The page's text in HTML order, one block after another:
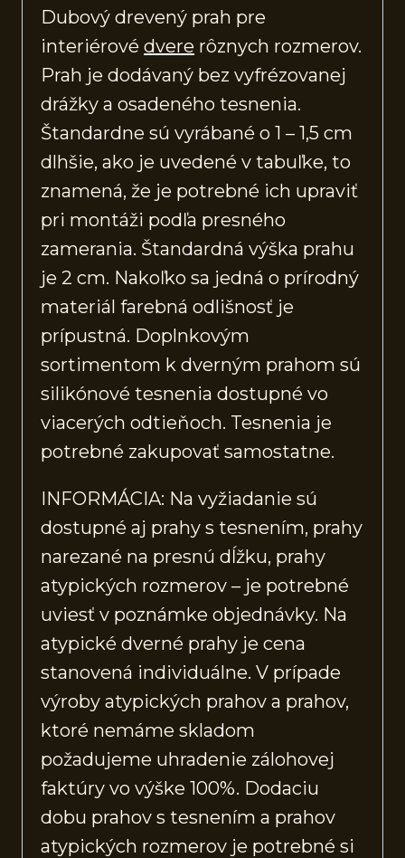
Dubový drevený prah pre
interiérové dvere rôznych rozmerov.
Prah je dodávaný bez vyfrézovanej
drážky a osadeného tesnenia.
Štandardne sú vyrábané o 1 – 1,5 cm
dlhšie, ako je uvedené v tabuľke, to
znamená, že je potrebné ich upraviť
pri montáži podľa presného
zamerania. Štandardná výška prahu
je 2 cm. Nakoľko sa jedná o prírodný
materiál farebná odlišnosť je
prípustná. Doplnkovým
sortimentom k dverným prahom sú
silikónové tesnenia dostupné vo
viacerých odtieňoch. Tesnenia je
potrebné zakupovať samostatne.
INFORMÁCIA: Na vyžiadanie sú
dostupné aj prahy s tesnením, prahy
narezané na presnú dĺžku, prahy
atypických rozmerov – je potrebné
uviesť v poznámke objednávky. Na
atypické dverné prahy je cena
stanovená individuálne. V prípade
výroby atypických prahov a prahov,
ktoré nemáme skladom
požadujeme uhradenie zálohovej
faktúry vo výške 100%. Dodaciu
dobu prahov s tesnením a prahov
atypických rozmerov je potrebné si